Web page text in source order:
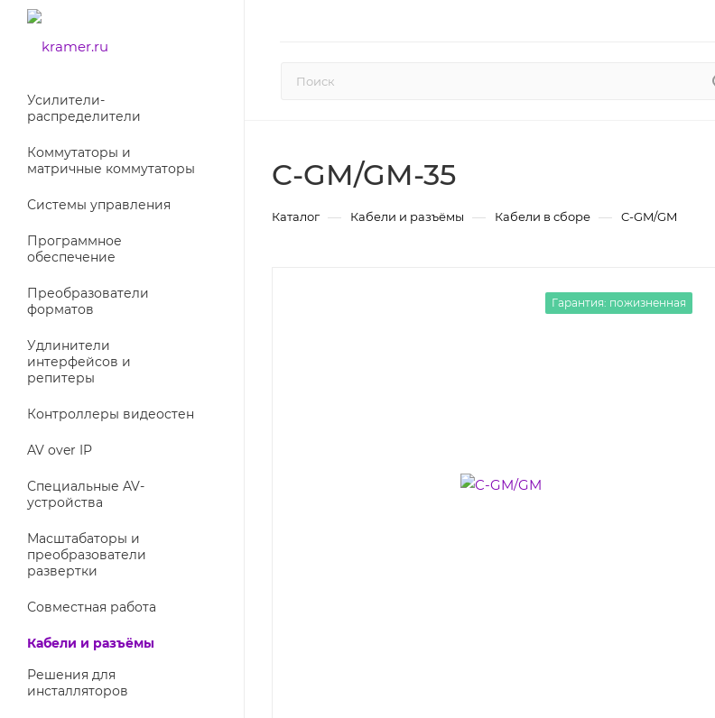
Усилители-
раcпределители
Коммутаторы и
матричные коммутаторы
Системы управления
Программное
обеспечение
Преобразователи
форматов
Удлинители
интерфейсов и
репитеры
Контроллеры видеостен
AV over IP
Специальные AV-
устройства
Масштабаторы и
преобразователи
развертки
Совместная работа
Кабели и разъёмы
Решения для
инсталляторов
C-GM/GM-35
Каталог — Кабели и разъёмы — Кабели в сборе — C-GM/GM
Гарантия: пожизненная